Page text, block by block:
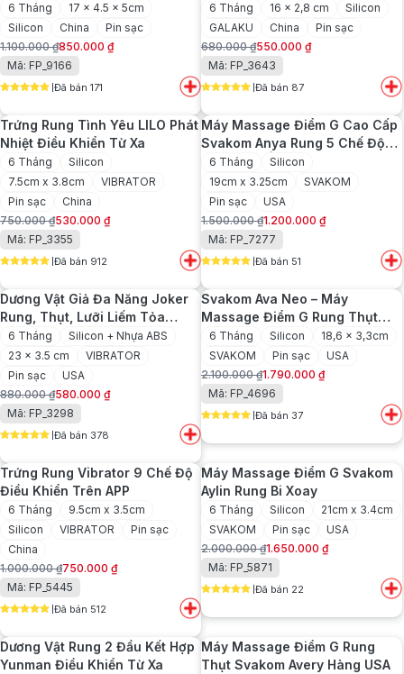
6 Tháng
17 x 4.5 x 5cm
Silicon
China
Pin sạc
1.100.000₫
Giá
gốc
là:
1.100.000 ₫.
850.000 ₫
Giá
hiện
tại
là:
850.000 ₫.
Mã: FP_9166
Đã bán 171
6 Tháng 16 x 2,8 cm
Silicon
GALAKU
China
Pin sạc
680.000₫
Giá
gốc
là:
680.000 ₫.
550.000 ₫
Giá
hiện
tại
là:
550.000 ₫.
Mã: FP_3643
Đã bán 87
Trứng Rung Tình Yêu LILO Phát
Nhiệt Điều Khiển Từ Xa
6 Tháng
Silicon
7.5cm x 3.8cm
VIBRATOR
Pin sạc
China
750.000₫
Giá
gốc
là:
750.000 ₫.
530.000 ₫
Giá
hiện
tại
là:
530.000 ₫.
Mã: FP_3355
Đã bán 912
Máy Massage Điểm G Cao Cấp
Svakom Anya Rung 5 Chế Độ
Kèm Sưởi Ấm
6 Tháng
Silicon
19cm x 3.25cm
SVAKOM
Pin sạc
USA
1.500.000₫
Giá
gốc
là:
1.500.000 ₫.
1.200.000 ₫
Giá
hiện
tại
là:
1.200.000 ₫.
Mã: FP_7277
Đã bán 51
Dương Vật Giả Đa Năng Joker
Rung, Thụt, Lưỡi Liếm Tỏa
Nhiệt
6 Tháng
Silicon + Nhựa ABS
23 x 3.5 cm
VIBRATOR
Pin sạc
USA
880.000₫
Giá
gốc
là:
880.000 ₫.
580.000 ₫
Giá
hiện
tại
là:
580.000 ₫.
Mã: FP_3298
Đã bán 378
Svakom Ava Neo – Máy
Massage Điểm G Rung Thụt
Tỏa Nhiệt Điều Khiển App
6 Tháng Silicon
18,6 x 3,3cm
SVAKOM
Pin sạc
USA
2.100.000₫
Giá
gốc
là:
2.100.000 ₫.
1.790.000 ₫
Giá
hiện
tại
là:
1.790.000 ₫.
Mã: FP_4696
Đã bán 37
Trứng Rung Vibrator 9 Chế Độ
Điều Khiển Trên APP
6 Tháng
9.5cm x 3.5cm
Silicon
VIBRATOR
Pin sạc
China
1.000.000₫
Giá
gốc
là:
1.000.000 ₫.
750.000 ₫
Giá
hiện
tại
là:
750.000 ₫.
Mã: FP_5445
Đã bán 512
Máy Massage Điểm G Svakom
Aylin Rung Bi Xoay
6 Tháng Silicon
21cm x 3.4cm
SVAKOM
Pin sạc
USA
2.000.000₫
Giá
gốc
là:
2.000.000 ₫.
1.650.000 ₫
Giá
hiện
tại
là:
1.650.000 ₫.
Mã: FP_5871
Đã bán 22
Dương Vật Rung 2 Đầu Kết Hợp
Yunman Điều Khiển Từ Xa
Máy Massage Điểm G Rung
Thụt Svakom Avery Hàng USA